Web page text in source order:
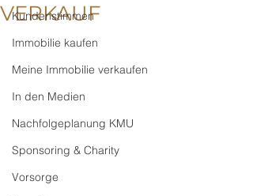
Kundenstimmen
Immobilie kaufen
Meine Immobilie verkaufen
In den Medien
Nachfolgeplanung KMU
Sponsoring & Charity
Vorsorge
VERKAUF